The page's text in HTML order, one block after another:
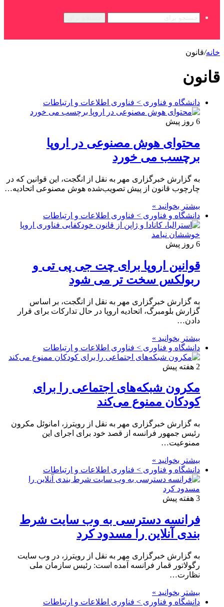
خانه/قانون
قانون
دانشگاه و فناوری > فناوری اطلاعات و ارتباطات
6 روز پیش
محتوای هوش مصنوعی در اروپا
برچسب می خورد
به گزارش خبرگزاری مهر به نقل از انگجت، این قوانین که در
چارچوب قانون از پیش تصویب‌شده هوش مصنوعی اتحادیه…
بیشتر بخوانید »
دانشگاه و فناوری > فناوری اطلاعات و ارتباطات
6 روز پیش
قوانین اروپا برای چت جی پی تی و
ربولکس سخت تر می شود
به گزارش خبرگزاری مهر به نقل از انگجت، بر اساس
گزارش بلومبرگ، اتحادیه اروپا در حال تدارکات برای قرار
دادن…
بیشتر بخوانید »
دانشگاه و فناوری > فناوری اطلاعات و ارتباطات
2 هفته پیش
مکرون شبکه‌های اجتماعی را برای
کودکان ممنوع می‌کند
به گزارش خبرگزاری مهر به نقل از رویترز، امانوئل مکرون
رئیس جمهور فرانسه از قصد خود برای اجرای این
ممنوعیت…
بیشتر بخوانید »
دانشگاه و فناوری > فناوری اطلاعات و ارتباطات
3 هفته پیش
فرانسه دسترسی به وب سایت شرط
بندی آنلاین را مسدود کرد
به گزارش خبرگزاری مهر به نقل از رویترز، در وب سایت
رگولاتور قمار فرانسه آمده است: رئیس سازمان ملی
نظارت…
بیشتر بخوانید »
دانشگاه و فناوری > فناوری اطلاعات و ارتباطات